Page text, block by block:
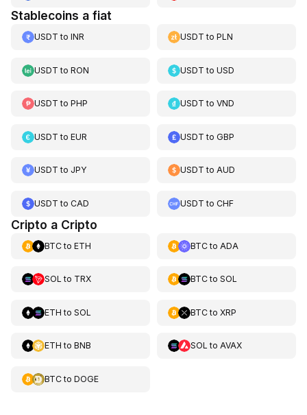
Stablecoins a fiat
USDT to INR USDT toPLN
USDT to RON USDT toUSD
USDT to PHP USDT toVND
USDT to EUR USDT toGBP
USDT to JPY USDT toAUD
USDT to CAD USDT toCHF
Cripto a Cripto
BTCto ETH BTCto ADA
SOL to TRX BTCto SOL
ETH to SOL BTCto XRP
ETH to BNB SOL to AVAX
BTCto DOGE